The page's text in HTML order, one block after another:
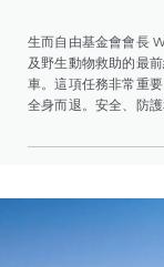
生而自由基金會會長
及野生動物救助的最
車。這項任務非常重
全身而退。安全、防